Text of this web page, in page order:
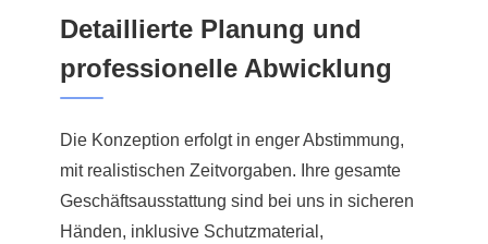
Detaillierte Planung und
professionelle Abwicklung
Die Konzeption erfolgt in enger Abstimmung,
mit realistischen Zeitvorgaben. Ihre gesamte
Geschäftsausstattung sind bei uns in sicheren
Händen, inklusive Schutzmaterial,